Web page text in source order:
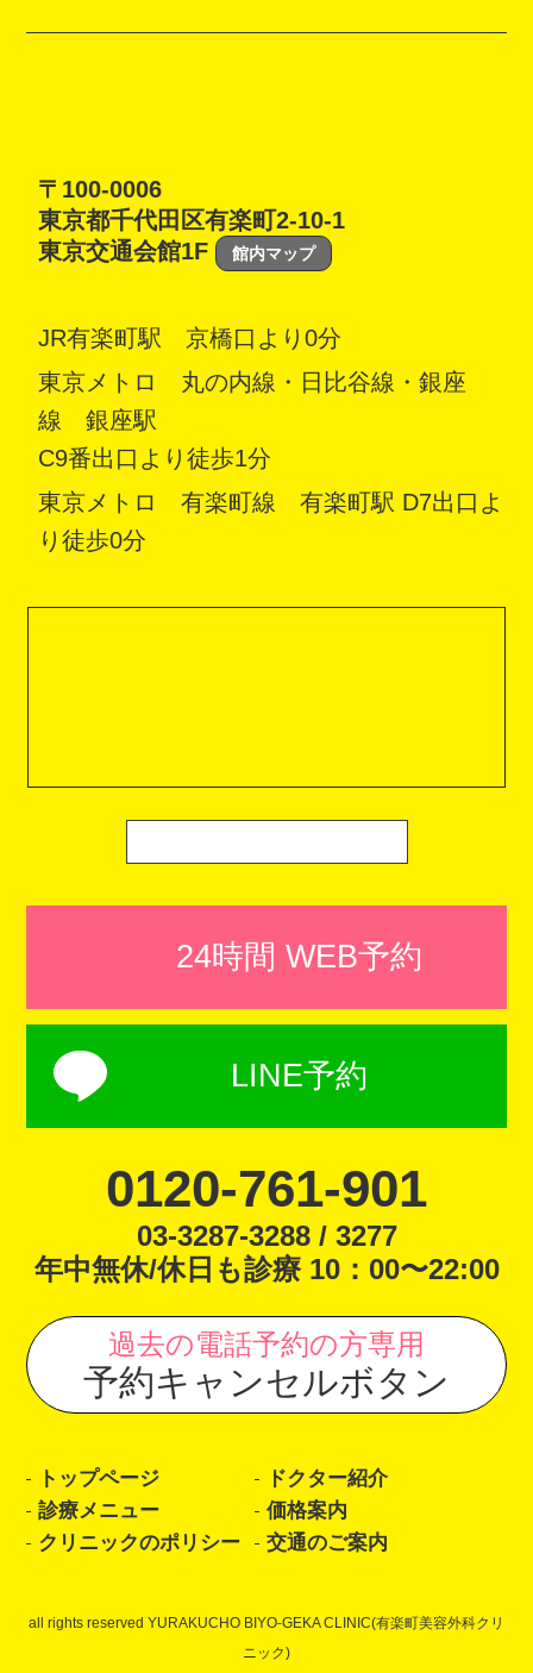
〒100-0006
東京都千代田区有楽町2-10-1
東京交通会館1F
館内マップ
JR有楽町駅 京橋口より0分
東京メトロ 丸の内線・日比谷線・銀座
線 銀座駅
C9番出口より徒歩1分
東京メトロ 有楽町線 有楽町駅 D7出口よ
り徒歩0分
24時間 WEB予約
LINE予約
0120-761-901
03-3287-3288 / 3277
年中無休/休日も診療 10：00〜22:00
過去の電話予約の方専用
予約キャンセルボタン
トップページ
ドクター紹介
診療メニュー
価格案内
クリニックのポリシー
交通のご案内
all rights reserved YURAKUCHO BIYO-GEKA CLINIC(有楽町美容外科クリ
ニック)